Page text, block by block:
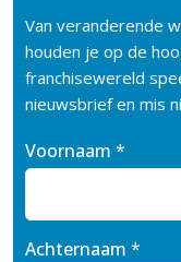
Van veranderende
houden je op de
franchisewereld
nieuwsbrief en mis
Voornaam *
Achternaam *